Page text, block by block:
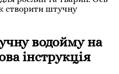
створити штучну
водойму на
інструкція